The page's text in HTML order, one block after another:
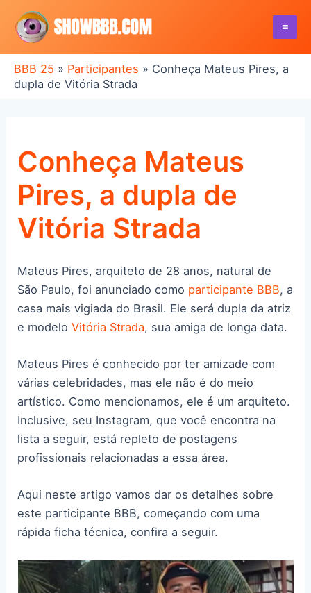
para
conteúdo
BBB 25 » Participantes » Conheça Mateus Pires, a
dupla de Vitória Strada
Conheça Mateus
Pires, a dupla de
Vitória Strada
Mateus Pires, arquiteto de 28 anos, natural de
São Paulo, foi anunciado como participante BBB, a
casa mais vigiada do Brasil. Ele será dupla da atriz
e modeloVitória Strada, sua amiga de longa data.
Mateus Pires é conhecido por ter amizade com
várias celebridades, mas ele não é do meio
artístico. Como mencionamos, ele é um arquiteto.
Inclusive, seu Instagram, que você encontra na
lista a seguir, está repleto de postagens
profissionais relacionadas a essa área.
Aqui neste artigo vamos dar os detalhes sobre
este participante BBB, começando com uma
rápida ficha técnica, confira a seguir.